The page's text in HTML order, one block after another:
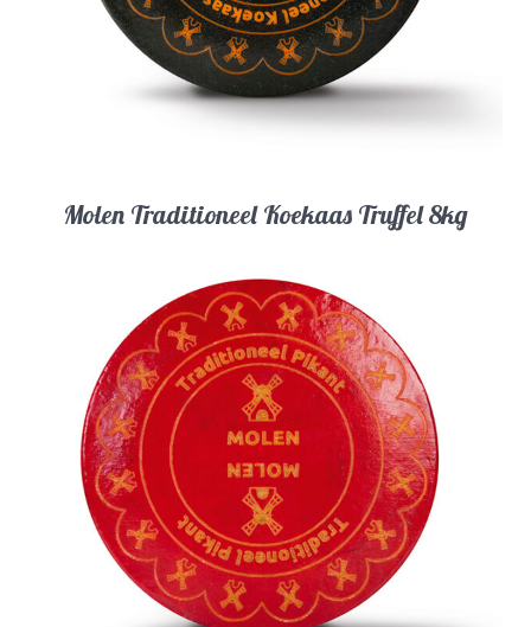
Molen Traditioneel Koekaas Truffel 8kg